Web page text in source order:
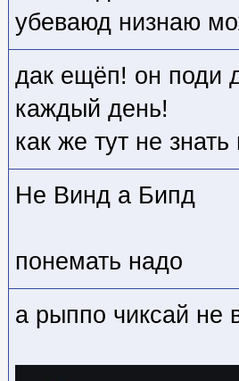
убеваюд низнаю
дак ещёп! он поди
каждый день!
как же тут не знать
Не Винд а Бипд
понемать надо
а рыппо чиксай